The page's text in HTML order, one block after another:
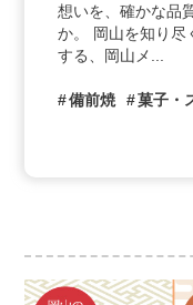
想いを、確かな品
か。 岡山を知り尽
する、岡山メ...
備前焼 菓子・